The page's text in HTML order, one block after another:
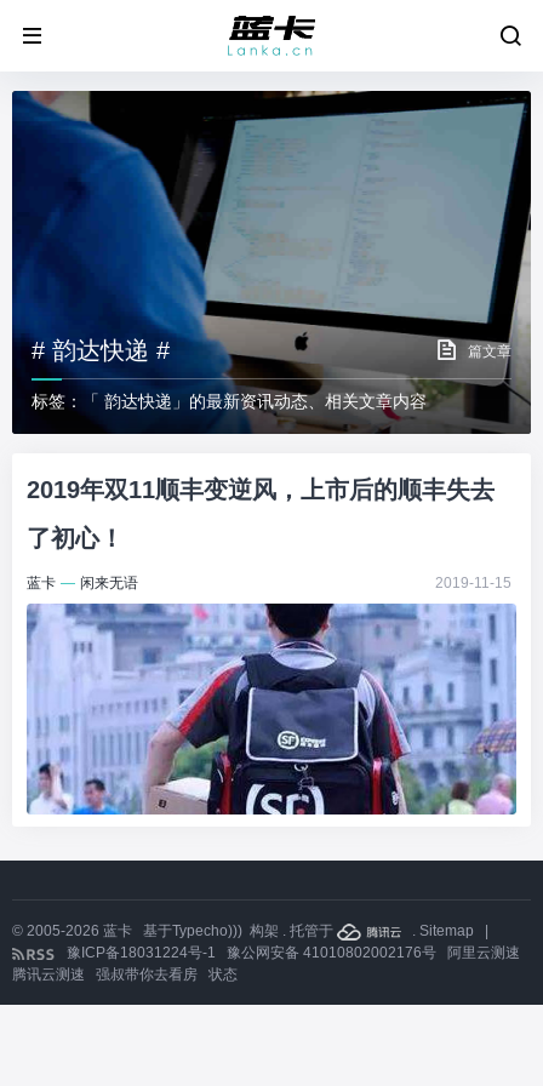
# 韵达快递 # 篇文章
标签：「 韵达快递」的最新资讯动态、相关文章内容
2019年双11顺丰变逆风，上市后的顺丰失去
了初心！
蓝卡 — 闲来无语 2019-11-15
© 2005-2026 蓝卡 基于Typecho))) 构架 . 托管于 . Sitemap
豫ICP备18031224号-1
豫公网安备 41010802002176号
阿里云测速
腾讯云测速
强叔带你去看房 状态